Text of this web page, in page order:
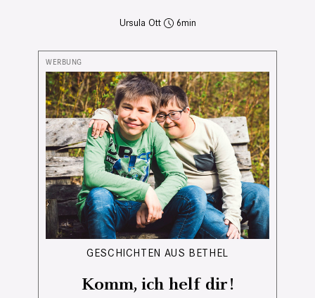
Ursula Ott 6
GESCHICHTEN AUS BETHEL
Komm, ich helf dir!